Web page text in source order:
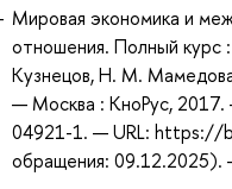
Мировая экономика и
отношения. Полный курс
Кузнецов, Н. М.
— Москва : КноРус,
04921-1. — URL: https://
обращения: 09.12.2025).